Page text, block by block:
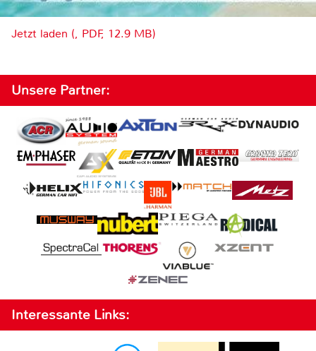
Jetzt laden (, PDF, 12.9 MB)
Unsere Partner:
Interessante Links: